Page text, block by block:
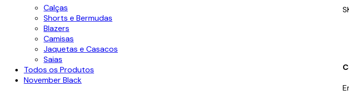
Calças
Shorts e Bermudas
Blazers
Camisas
Jaquetas e Casacos
Saias
Todos os Produtos
November Black
Ver video
Clique para ampliar